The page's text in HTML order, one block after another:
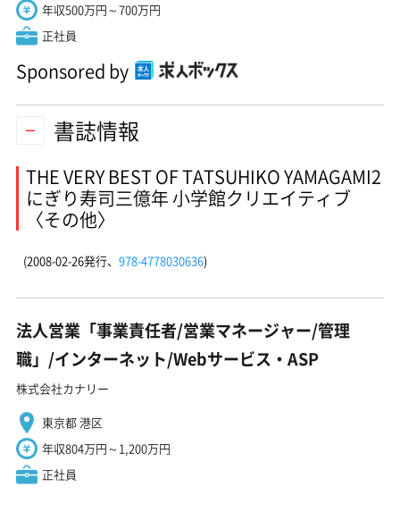
年収500万円～700万円
正社員
Sponsored by
書誌情報
THE VERY BEST OF TATSUHIKO YAMAGAMI2
にぎり寿司三億年 小学館クリエイティブ
〈その他〉
(2008-02-26発行、 978-4778030636)
法人営業「事業責任者/営業マネージャー/管理
職」/インターネット/Webサービス・ASP
株式会社カナリー
東京都 港区
年収804万円～1,200万円
正社員